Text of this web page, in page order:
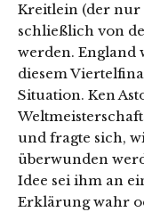
Kreitlein (der nur
schließlich von
werden. England
diesem
Situation. Ken
und fragte sich,
überwunden
Idee sei ihm an
Erklärung wahr